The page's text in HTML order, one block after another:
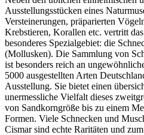
Ausstellungsstücken eines
Versteinerungen, präparierten
Krebstieren, Korallen etc. vertritt
besonderes Spezialgebiet: die
(Mollusken). Die Sammlung von
ist besonders reich an
5000 ausgestellten Arten
Ausstellung. Sie bietet einen
unermessliche Vielfalt dieses
von Sandkorngröße bis zu einem
Formen. Viele Schnecken und
Cismar sind echte Raritäten und